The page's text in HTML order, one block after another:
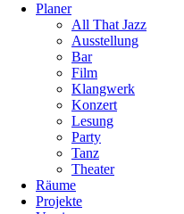
Planer
All That Jazz
Ausstellung
Bar
Film
Klangwerk
Konzert
Lesung
Party
Tanz
Theater
Räume
Projekte